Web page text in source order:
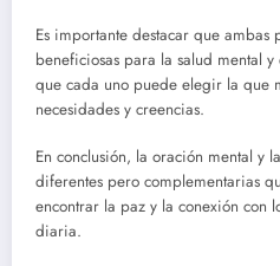
Es importante destacar que ambas
beneficiosas para la salud mental
que cada uno puede elegir la que
necesidades y creencias.
En conclusión, la oración mental y
diferentes pero complementarias
encontrar la paz y la conexión con
diaria.